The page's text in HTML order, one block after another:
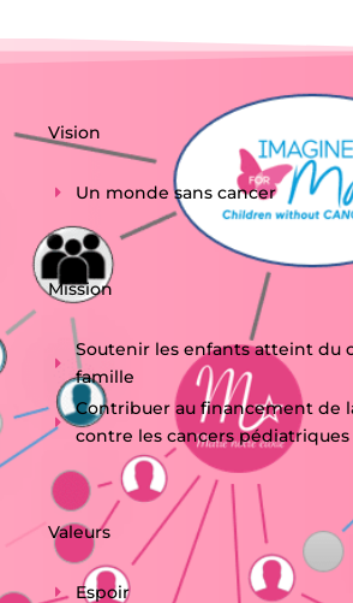
Vision
Un monde sans cancer
Mission
Soutenir les enfants atteint du
famille
Contribuer au financement de
contre les cancers pédiatriques
Valeurs
Espoir